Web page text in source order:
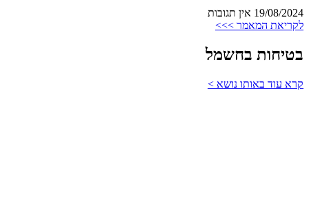
19/08/2024 אין תגובות
לקריאת המאמר >>>
בטיחות בחשמל
קרא עוד באותו נושא >